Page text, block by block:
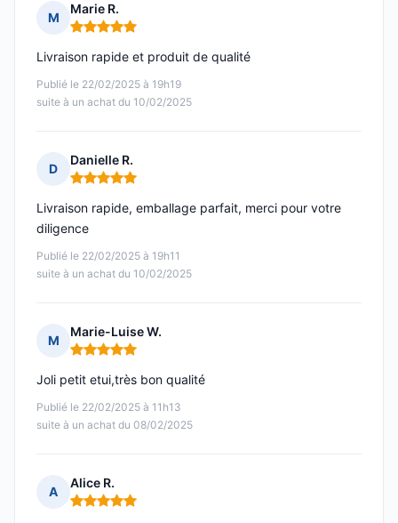
M
Marie R.
Note : 5 sur 5
Publié le 22/02/2025 à 19h19
suite à un achat du 10/02/2025
Livraison rapide et produit de qualité
D
Danielle R.
Note : 5 sur 5
Publié le 22/02/2025 à 19h11
suite à un achat du 10/02/2025
Livraison rapide, emballage parfait, merci pour votre
diligence
M
Marie-Luise W.
Note : 5 sur 5
Publié le 22/02/2025 à 11h13
suite à un achat du 08/02/2025
Joli petit etui,très bon qualité
A
Alice R.
Note : 5 sur 5